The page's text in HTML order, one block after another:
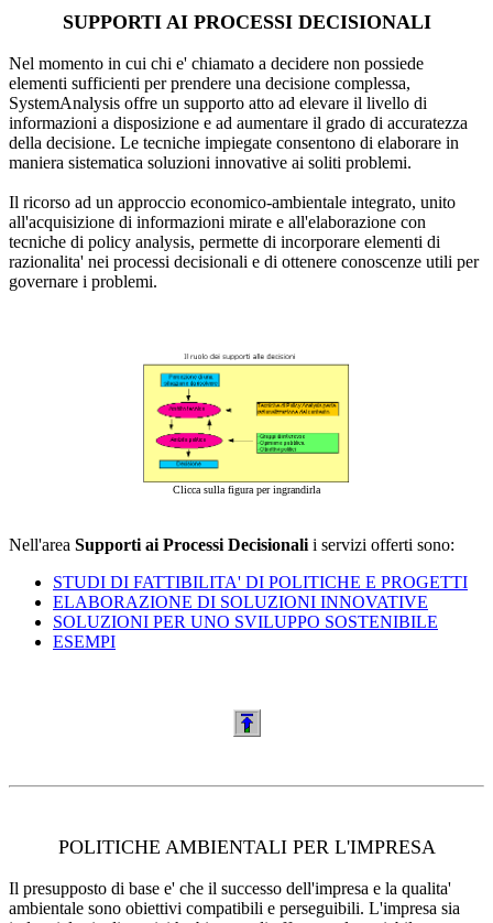
SUPPORTI AI PROCESSI DECISIONALI
Nel momento in cui chi e' chiamato a decidere non possiede
elementi sufficienti per prendere una decisione complessa,
SystemAnalysis offre un supporto atto ad elevare il livello di
informazioni a disposizione e ad aumentare il grado di accuratezza
della decisione. Le tecniche impiegate consentono di elaborare in
maniera sistematica soluzioni innovative ai soliti problemi.
Il ricorso ad un approccio economico-ambientale integrato, unito
all'acquisizione di informazioni mirate e all'elaborazione con
tecniche di policy analysis, permette di incorporare elementi di
razionalita' nei processi decisionali e di ottenere conoscenze utili per
governare i problemi.
Clicca sulla figura per ingrandirla
Nell'area Supporti ai Processi Decisionalii servizi offerti sono:
STUDI DI FATTIBILITA' DI POLITICHE E PROGETTI
ELABORAZIONE DI SOLUZIONI INNOVATIVE
SOLUZIONI PER UNO SVILUPPO SOSTENIBILE
ESEMPI
POLITICHE AMBIENTALI PER L'IMPRESA
Il presupposto di base e' che il successo dell'impresa e la qualita'
ambientale sono obiettivi compatibili e perseguibili. L'impresa sia